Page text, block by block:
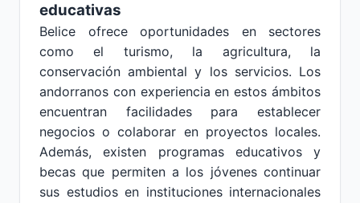
educativas
Belice ofrece oportunidades en sectores
como el turismo, la agricultura, la
conservación ambiental y los servicios. Los
andorranos con experiencia en estos ámbitos
encuentran facilidades para establecer
negocios o colaborar en proyectos locales.
Además, existen programas educativos y
becas que permiten a los jóvenes continuar
sus estudios en instituciones internacionales